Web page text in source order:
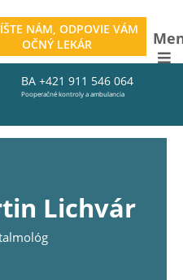
NÁM, ODPOVIE VÁM
OČNÝ LEKÁR
BA +421 911 546 064
Pooperačné kontroly a ambulancia
Lichvár